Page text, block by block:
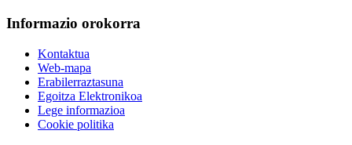
Informazio orokorra
Kontaktua
Web-mapa
Erabilerraztasuna
Egoitza Elektronikoa
Lege informazioa
Cookie politika